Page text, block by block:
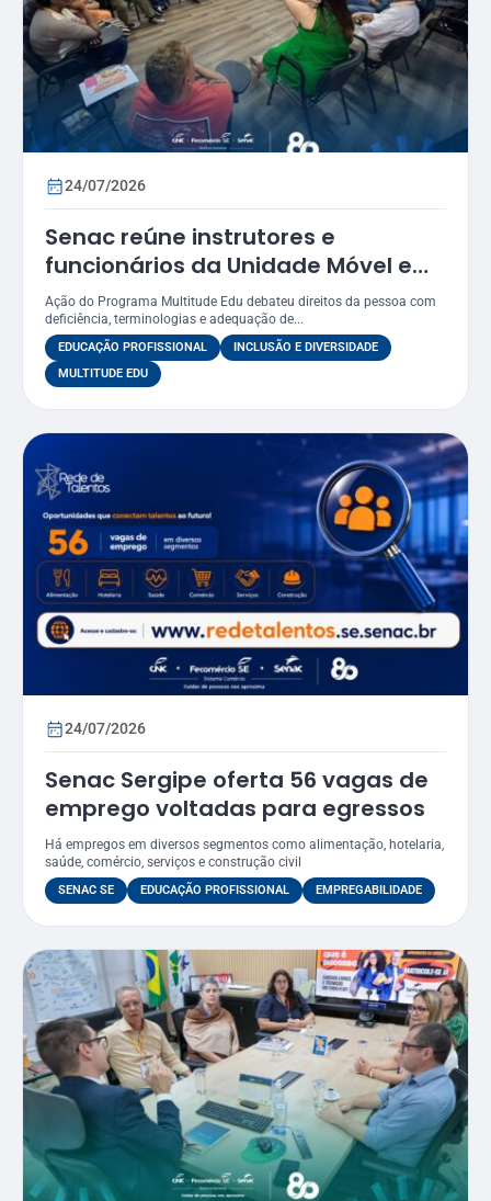
24/07/2026
Senac reúne instrutores e
funcionários da Unidade Móvel em
oficina sobre práticas inclusivas e
acessibilidade
Ação do Programa Multitude Edu debateu direitos da pessoa com
deficiência, terminologias e adequação de...
EDUCAÇÃO PROFISSIONAL
INCLUSÃO E DIVERSIDADE
MULTITUDE EDU
24/07/2026
Senac Sergipe oferta 56 vagas de
emprego voltadas para egressos
Há empregos em diversos segmentos como alimentação, hotelaria,
saúde, comércio, serviços e construção civil
SENAC SE EDUCAÇÃO PROFISSIONAL EMPREGABILIDADE